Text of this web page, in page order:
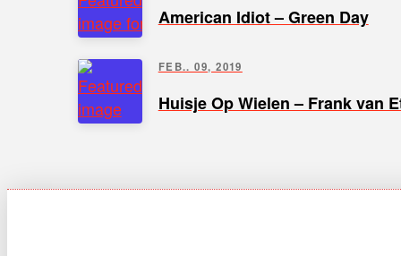
American Idiot – Green Day
FEB.. 09, 2019
Huisje Op Wielen – Frank van